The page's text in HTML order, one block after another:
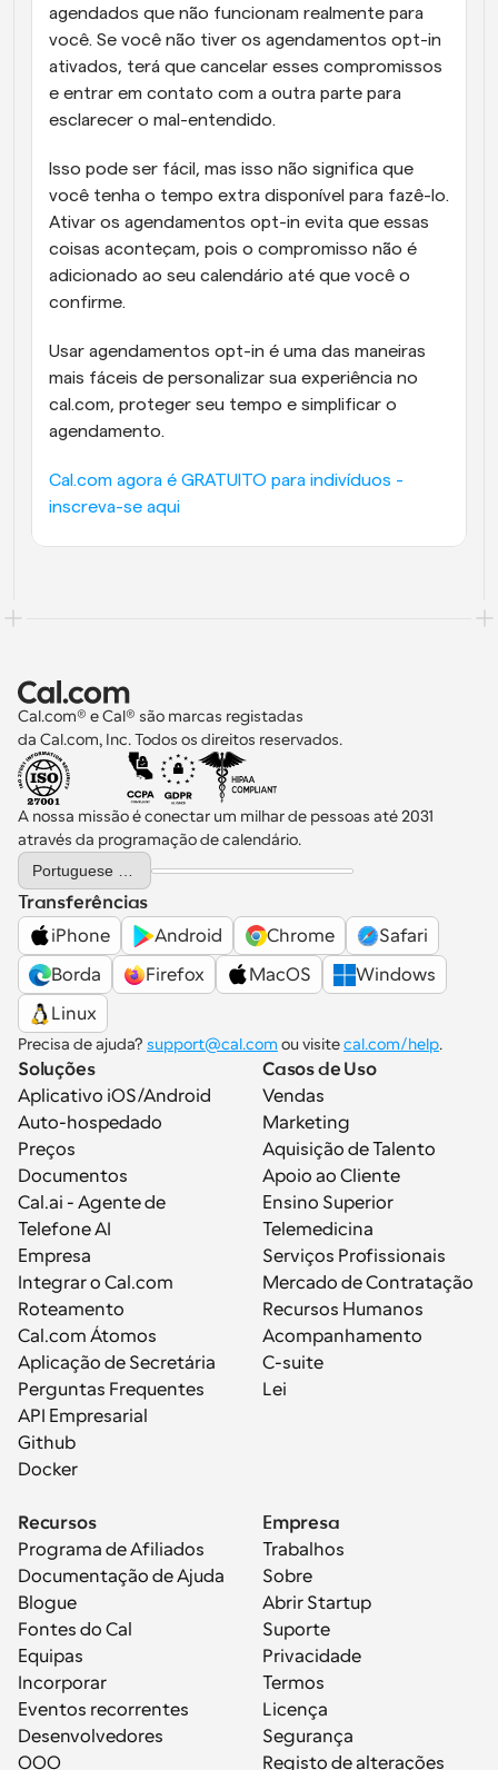
agendados que não funcionam realmente para
você. Se você não tiver os agendamentos opt-in
ativados, terá que cancelar esses compromissos
e entrar em contato com a outra parte para
esclarecer o mal-entendido.
Isso pode ser fácil, mas isso não significa que
você tenha o tempo extra disponível para fazê-lo.
Ativar os agendamentos opt-in evita que essas
coisas aconteçam, pois o compromisso não é
adicionado ao seu calendário até que você o
confirme.
Usar agendamentos opt-in é uma das maneiras
mais fáceis de personalizar sua experiência no
cal.com, proteger seu tempo e simplificar o
agendamento.
Cal.com agora é GRATUITO para indivíduos -
inscreva-se aqui
Cal.com® e Cal® são marcas registadas
da Cal.com, Inc. Todos os direitos reservados.
A nossa missão é conectar um milhar de pessoas até 2031
através da programação de calendário.
Select Language
Transferências
iPhone
Android Chrome
Safari
Borda
Firefox MacOS
Windows
Linux
Precisa de ajuda? support@cal.com ou visite cal.com/help.
Soluções
Aplicativo iOS/Android
Auto-hospedado
Preços
Documentos
Cal.ai - Agente de
Telefone AI
Empresa
Integrar o Cal.com
Roteamento
Cal.com Átomos
Aplicação de Secretária
Perguntas Frequentes
API Empresarial
Github
Docker
Casos de Uso
Vendas
Marketing
Aquisição de Talento
Apoio ao Cliente
Ensino Superior
Telemedicina
Serviços Profissionais
Mercado de Contratação
Recursos Humanos
Acompanhamento
C-suite
Lei
Recursos
Programa de Afiliados
Documentação de Ajuda
Blogue
Fontes do Cal
Equipas
Incorporar
Eventos recorrentes
Desenvolvedores
OOO
Empresa
Trabalhos
Sobre
Abrir Startup
Suporte
Privacidade
Termos
Licença
Segurança
Registo de alterações